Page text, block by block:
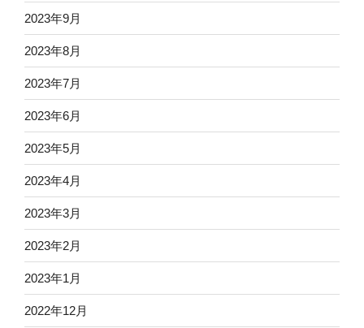
2023年9月
2023年8月
2023年7月
2023年6月
2023年5月
2023年4月
2023年3月
2023年2月
2023年1月
2022年12月